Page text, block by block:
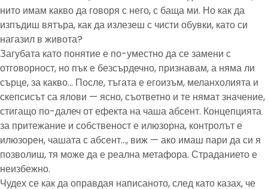
нито имам какво да говоря с него, с баща ми. Но как да
изпъдиш вятъра, как да излезеш с чисти обувки, като си
нагазил в живота?
Загубата като понятие е по-уместно да се замени с
отговорност, но пък е безсърдечно, признавам, а няма ли
сърце, за какво… После, тъгата е егоизъм, меланхолията и
скепсисът са ялови — ясно, съответно и те нямат значение,
стигащо по-далеч от ефекта на чаша абсент. Концепцията
за притежание и собственост е илюзорна, контролът е
илюзорен, чашата с абсент…, виж — ако имаш пари да си я
позволиш, тя може да е реална метафора. Страданието е
неизбежно.
Чудех се как да оправдая написаното, след като казах, че